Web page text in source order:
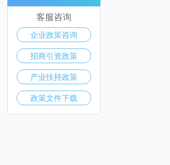
客服咨询
企业政策咨询
招商引资政策
产业扶持政策
政策文件下载